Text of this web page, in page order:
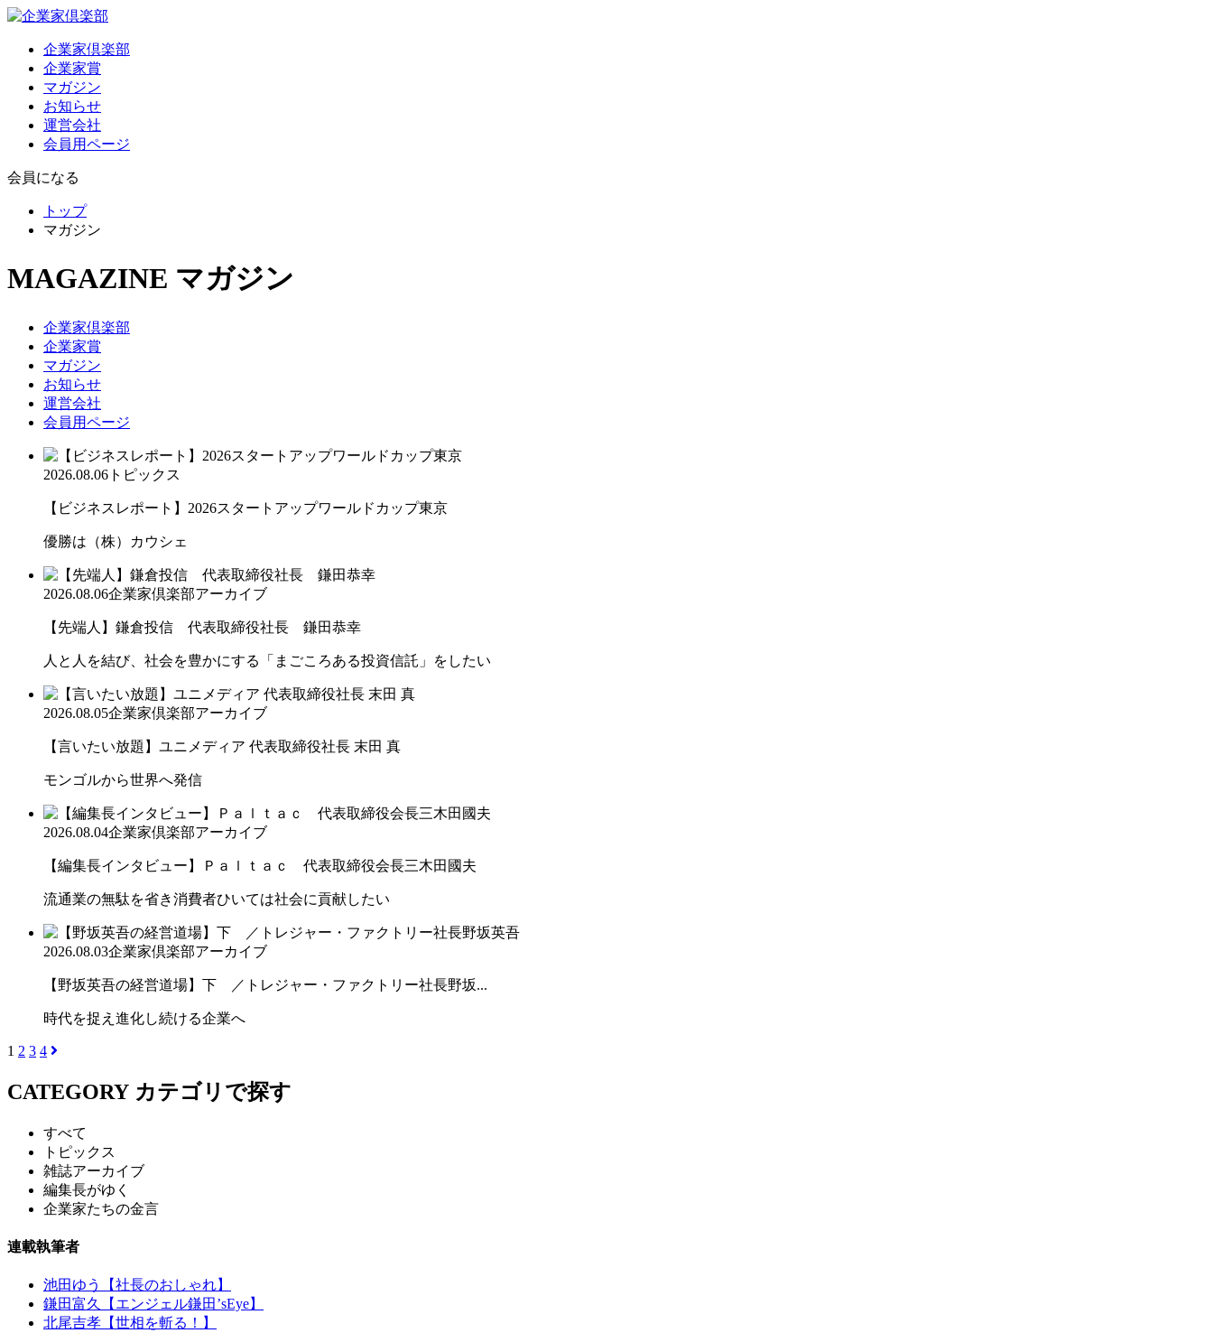
企業家倶楽部
企業家賞
マガジン
お知らせ
運営会社
会員用ページ
会員になる
トップ
マガジン
MAGAZINE マガジン
企業家倶楽部
企業家賞
マガジン
お知らせ
運営会社
会員用ページ
2026.08.06 トピックス
【ビジネスレポート】2026スタートアップワールドカップ東京
優勝は（株）カウシェ
2026.08.06企業家倶楽部アーカイブ
【先端人】鎌倉投信 代表取締役社長 鎌田恭幸
人と人を結び、社会を豊かにする「まごころある投資信託」をしたい
2026.08.05企業家倶楽部アーカイブ
【言いたい放題】ユニメディア 代表取締役社長 末田 真
モンゴルから世界へ発信
2026.08.04企業家倶楽部アーカイブ
【編集長インタビュー】Ｐａｌｔａｃ 代表取締役会長三木田國夫
流通業の無駄を省き消費者ひいては社会に貢献したい
2026.08.03企業家倶楽部アーカイブ
【野坂英吾の経営道場】下 ／トレジャー・ファクトリー社長野坂...
時代を捉え進化し続ける企業へ
1 2 3 4
CATEGORY カテゴリで探す
すべて
トピックス
雑誌アーカイブ
編集長がゆく
企業家たちの金言
連載執筆者
池田ゆう【社長のおしゃれ】
鎌田富久【エンジェル鎌田’sEye】
北尾吉孝【世相を斬る！】